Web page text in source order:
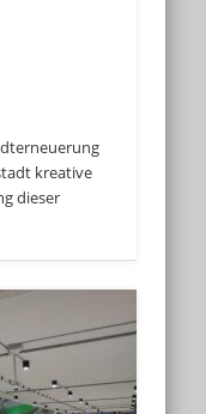
kreative
dieser